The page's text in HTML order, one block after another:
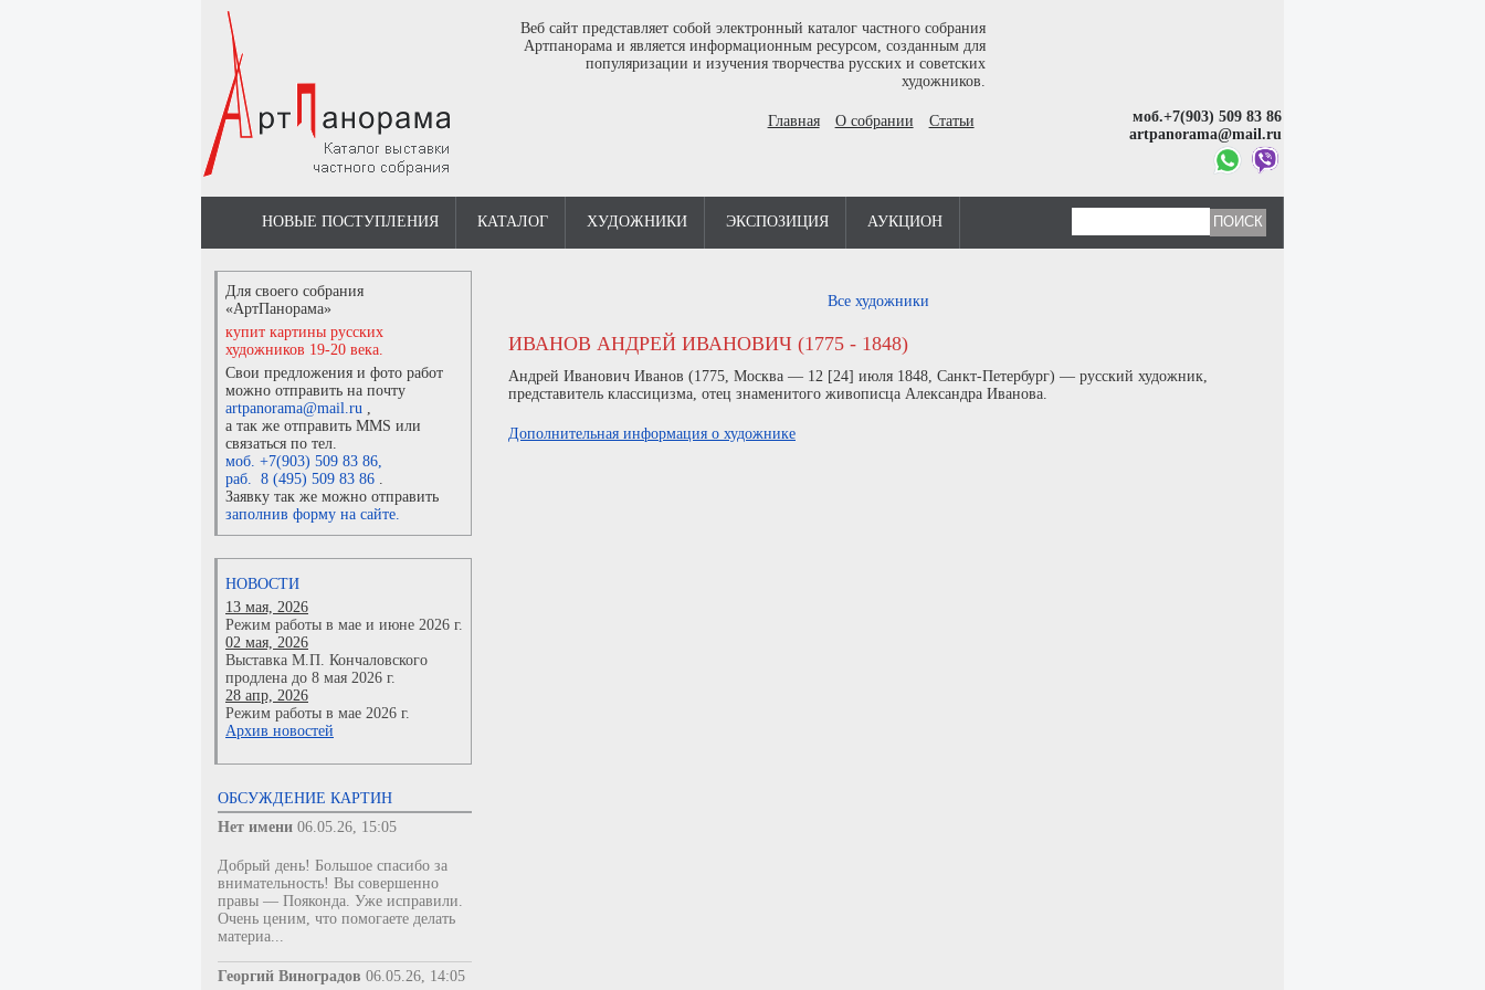
Веб сайт представляет собой электронный каталог частного собрания
Артпанорама и является информационным ресурсом, созданным для
популяризации и изучения творчества русских и советских
художников.
Главная О собрании Статьи
моб.+7(903) 509 83 86
artpanorama@mail.ru
НОВЫЕ ПОСТУПЛЕНИЯ КАТАЛОГ ХУДОЖНИКИ ЭКСПОЗИЦИЯ АУКЦИОН
Для своего собрания
«АртПанорама»
купит картины русских
художников 19-20 века.
Свои предложения и фото работ
можно отправить на почту
artpanorama@mail.ru ,
а так же отправить MMS или
связаться по тел.
моб. +7(903) 509 83 86,
раб. 8 (495) 509 83 86 .
Заявку так же можно отправить
заполнив форму на сайте.
НОВОСТИ
13 мая, 2026
Режим работы в мае и июне 2026 г.
02 мая, 2026
Выставка М.П. Кончаловского
продлена до 8 мая 2026 г.
28 апр, 2026
Режим работы в мае 2026 г.
Архив новостей
ОБСУЖДЕНИЕ КАРТИН
Нет имени 06.05.26, 15:05
Добрый день! Большое спасибо за
внимательность! Вы совершенно
правы — Пояконда. Уже исправили.
Очень ценим, что помогаете делать
материа...
Георгий Виноградов 06.05.26, 14:05
Все художники
ИВАНОВ АНДРЕЙ ИВАНОВИЧ (1775 - 1848)
Андрей Иванович Иванов (1775, Москва — 12 [24] июля 1848, Санкт-Петербург) — русский художник,
представитель классицизма, отец знаменитого живописца Александра Иванова.
Дополнительная информация о художнике